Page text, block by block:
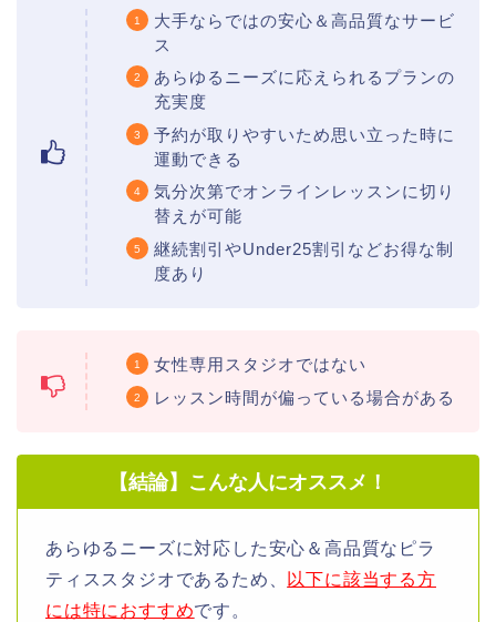
大手ならではの安心＆高品質なサービ
ス
あらゆるニーズに応えられるプランの
充実度
予約が取りやすいため思い立った時に
運動できる
気分次第でオンラインレッスンに切り
替えが可能
継続割引やUnder25割引などお得な制
度あり
女性専用スタジオではない
レッスン時間が偏っている場合がある
【結論】こんな人にオススメ！
あらゆるニーズに対応した安心＆高品質なピラ
ティススタジオであるため、
以下に該当する方
には特におすすめです。